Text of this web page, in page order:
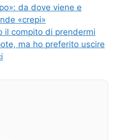
da dove viene e
«crepi»
il compito di prendermi
ma ho preferito uscire